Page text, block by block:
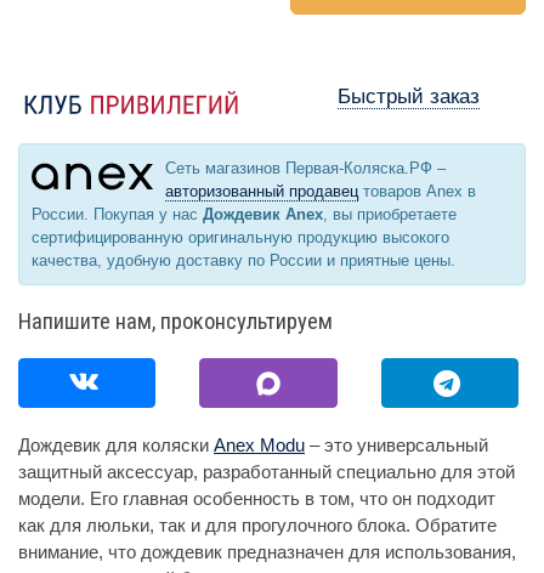
Быстрый заказ
Сеть магазинов Первая-Коляска.РФ –
авторизованный продавецтоваров Anex в
России. Покупая у нас Дождевик Anex, вы приобретаете
сертифицированную оригинальную продукцию высокого
качества, удобную доставку по России и приятные цены.
Напишите нам, проконсультируем
Дождевик для коляски Anex Modu – это универсальный
защитный аксессуар, разработанный специально для этой
модели. Его главная особенность в том, что он подходит
как для люльки, так и для прогулочного блока. Обратите
внимание, что дождевик предназначен для использования,